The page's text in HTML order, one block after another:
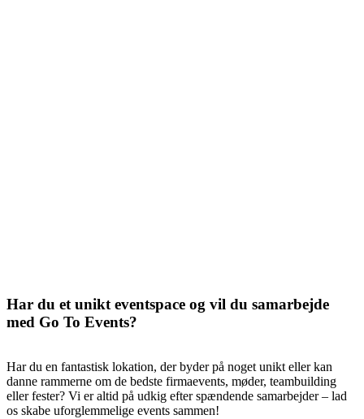
Har du et unikt eventspace og vil du samarbejde
med Go To Events?
Har du en fantastisk lokation, der byder på noget unikt eller kan
danne rammerne om de bedste firmaevents, møder, teambuilding
eller fester? Vi er altid på udkig efter spændende samarbejder – lad
os skabe uforglemmelige events sammen!